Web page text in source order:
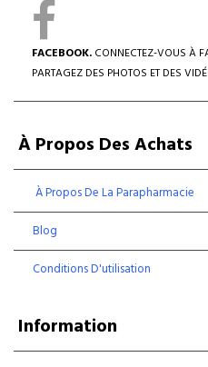
FACEBOOK. CONNECTEZ-VOUS À
PARTAGEZ DES PHOTOS ET DES
À Propos Des Achats
À Propos De La Parapharmacie
Blog
Conditions D'utilisation
Information